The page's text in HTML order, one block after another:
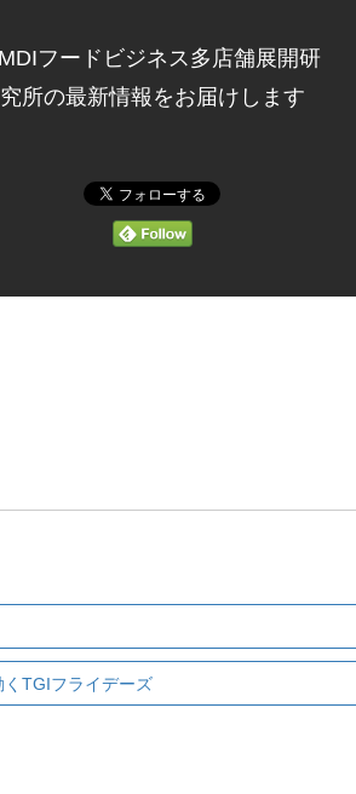
フードビジネス多店舗展開研
究所の最新情報をお届けします
TGIフライデーズ